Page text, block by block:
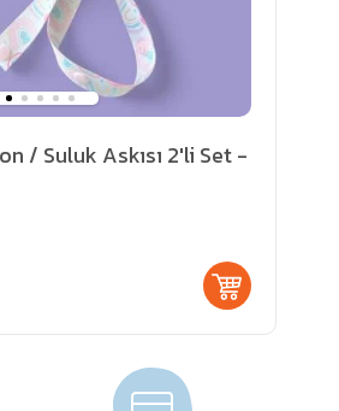
/ Suluk Askısı 2'li Set -